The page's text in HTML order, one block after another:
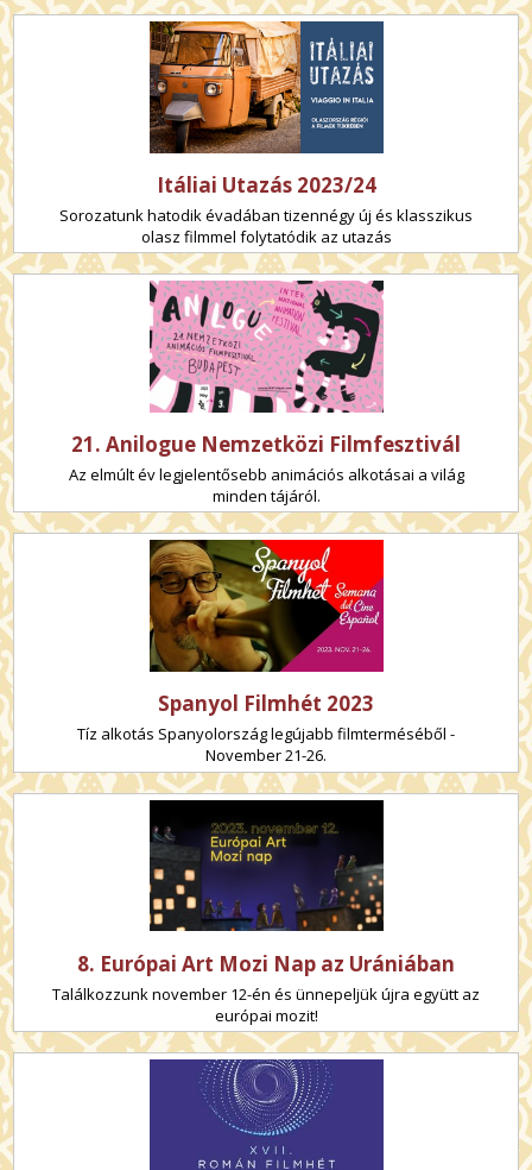
Itáliai Utazás 2023/24
Sorozatunk hatodik évadában tizennégy új és klasszikus
olasz filmmel folytatódik az utazás
21. Anilogue Nemzetközi Filmfesztivál
Az elmúlt év legjelentősebb animációs alkotásai a világ
minden tájáról.
Spanyol Filmhét 2023
Tíz alkotás Spanyolország legújabb filmterméséből -
November 21-26.
8. Európai Art Mozi Nap az Urániában
Találkozzunk november 12-én és ünnepeljük újra együtt az
európai mozit!